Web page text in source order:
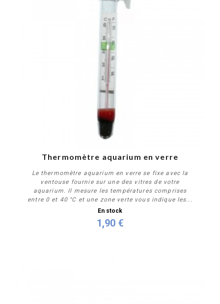
Thermomètre aquarium en verre
Le thermomètre aquarium en verre se fixe avec la
ventouse fournie sur une des vitres de votre
aquarium. Il mesure les températures comprises
entre 0 et 40 °C et une zone verte vous indique les...
En stock
1,90 €